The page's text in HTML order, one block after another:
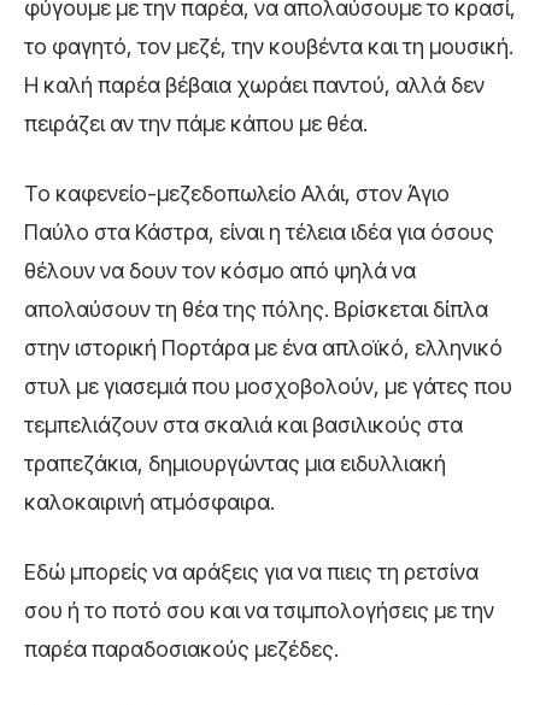
φύγουμε με την παρέα, να απολαύσουμε το κρασί,
το φαγητό, τον μεζέ, την κουβέντα και τη μουσική.
Η καλή παρέα βέβαια χωράει παντού, αλλά δεν
πειράζει αν την πάμε κάπου με θέα.
Το καφενείο-μεζεδοπωλείο Αλάι, στον Άγιο
Παύλο στα Κάστρα, είναι η τέλεια ιδέα για όσους
θέλουν να δουν τον κόσμο από ψηλά να
απολαύσουν τη θέα της πόλης. Βρίσκεται δίπλα
στην ιστορική Πορτάρα με ένα απλοϊκό, ελληνικό
στυλ με γιασεμιά που μοσχοβολούν, με γάτες που
τεμπελιάζουν στα σκαλιά και βασιλικούς στα
τραπεζάκια, δημιουργώντας μια ειδυλλιακή
καλοκαιρινή ατμόσφαιρα.
Εδώ μπορείς να αράξεις για να πιεις τη ρετσίνα
σου ή το ποτό σου και να τσιμπολογήσεις με την
παρέα παραδοσιακούς μεζέδες.